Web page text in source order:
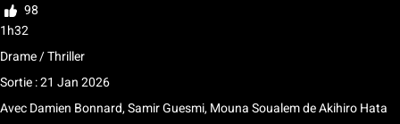
98
1h32
Drame / Thriller
Sortie : 21 Jan 2026
AvecDamien Bonnard, Samir Guesmi, Mouna SoualemdeAkihiro Hata